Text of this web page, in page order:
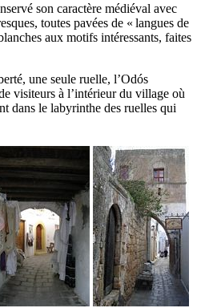
son caractère médiéval avec
toutes pavées de « langues de
aux motifs intéressants, faites
une seule ruelle, l’Odós
visiteurs à l’intérieur du village où
dans le labyrinthe des ruelles qui